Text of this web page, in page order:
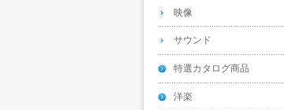
映像
サウンド
特選カタログ商品
洋楽